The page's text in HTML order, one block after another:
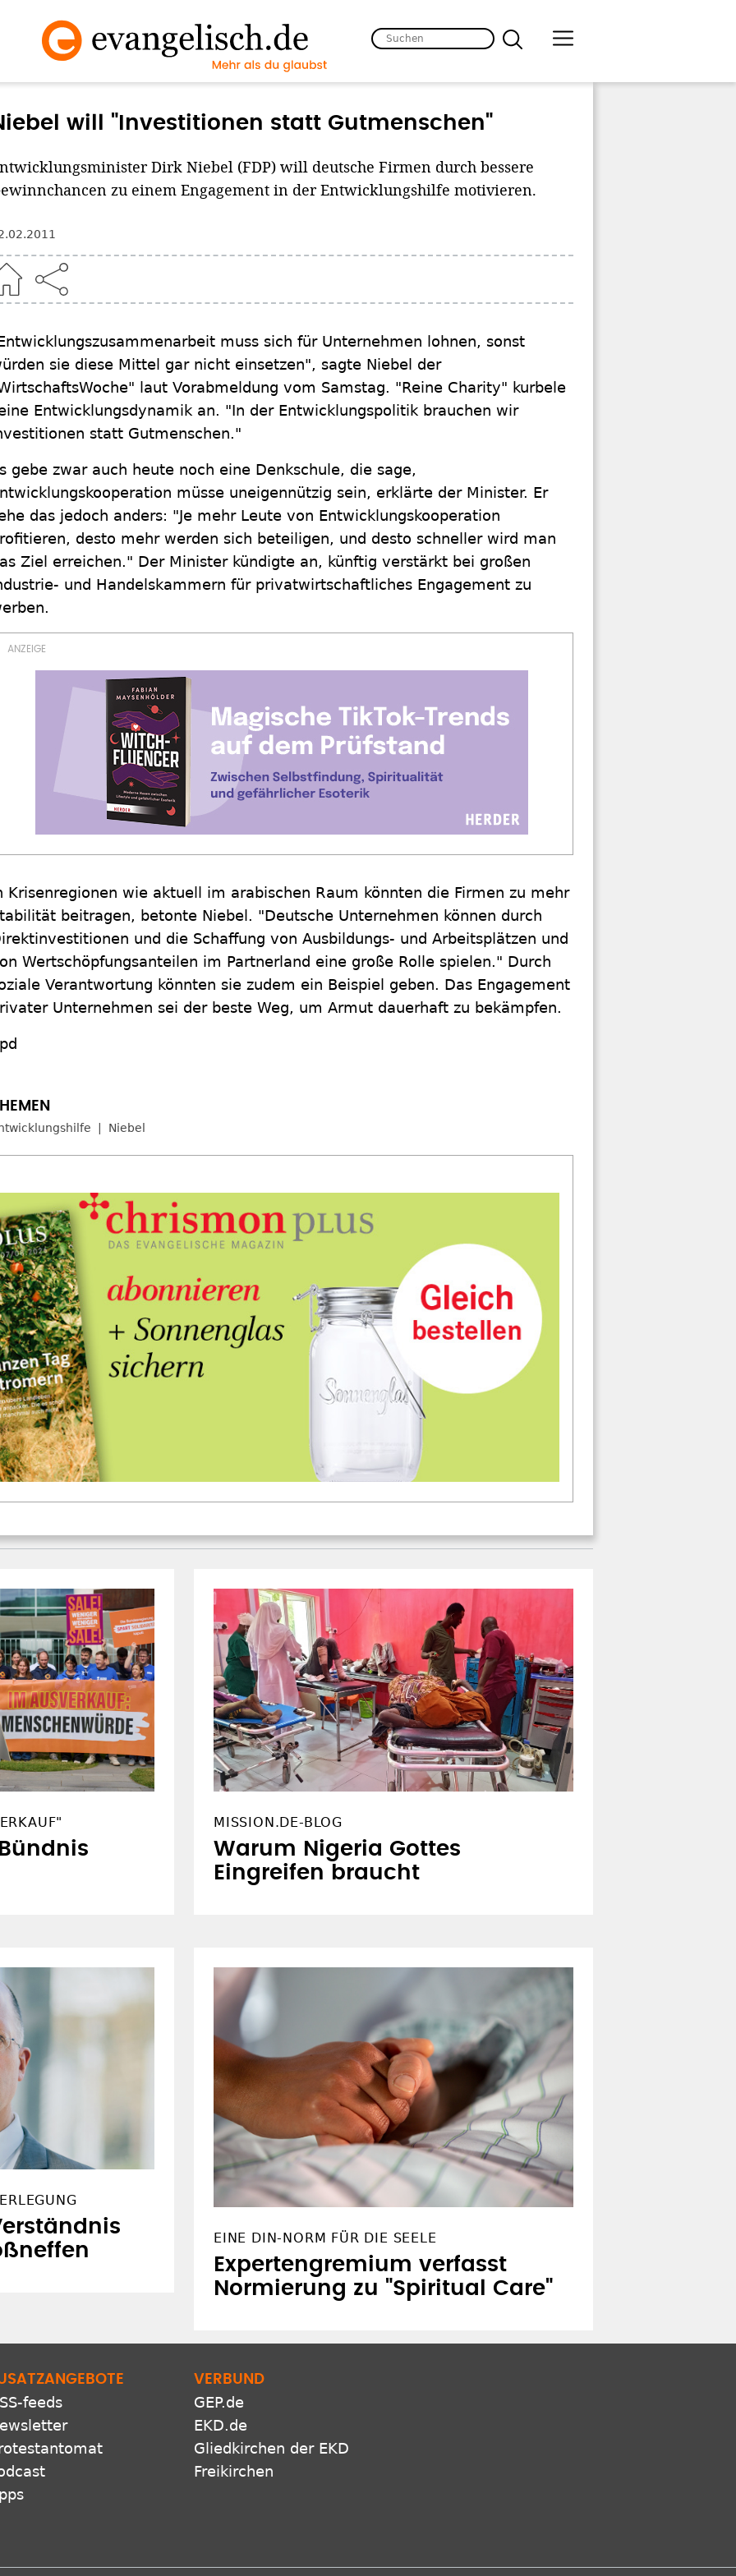
will "Investitionen statt Gutmenschen"
Dirk Niebel (FDP) will deutsche Firmen durch bessere
zu einem Engagement in der Entwicklungshilfe motivieren.
muss sich für Unternehmen lohnen, sonst
sie diese Mittel gar nicht einsetzen", sagte Niebel der
laut Vorabmeldung vom Samstag. "Reine Charity" kurbele
Entwicklungsdynamik an. "In der Entwicklungspolitik brauchen wir
statt Gutmenschen."
gebe zwar auch heute noch eine Denkschule, die sage,
müsse uneigennützig sein, erklärte der Minister. Er
das jedoch anders: "Je mehr Leute von Entwicklungskooperation
desto mehr werden sich beteiligen, und desto schneller wird man
Ziel erreichen." Der Minister kündigte an, künftig verstärkt bei großen
und Handelskammern für privatwirtschaftliches Engagement zu
Krisenregionen wie aktuell im arabischen Raum könnten die Firmen zu mehr
beitragen, betonte Niebel. "Deutsche Unternehmen können durch
und die Schaffung von Ausbildungs- und Arbeitsplätzen und
Wertschöpfungsanteilen im Partnerland eine große Rolle spielen." Durch
Verantwortung könnten sie zudem ein Beispiel geben. Das Engagement
Unternehmen sei der beste Weg, um Armut dauerhaft zu bekämpfen.
Niebel
MISSION.DE-BLOG
Warum Nigeria Gottes
Eingreifen braucht
EINE DIN-NORM FÜR DIE SEELE
Expertengremium verfasst
Normierung zu "Spiritual Care"
feeds
VERBUND
GEP.de
EKD.de
Gliedkirchen der EKD
Freikirchen